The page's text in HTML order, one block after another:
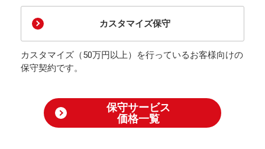
カスタマイズ保守
カスタマイズ（50万円以上）を行っているお客様向けの
保守契約です。
保守サービス
価格一覧